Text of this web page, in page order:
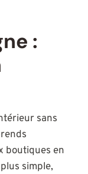
:
sans
boutiques en
simple,